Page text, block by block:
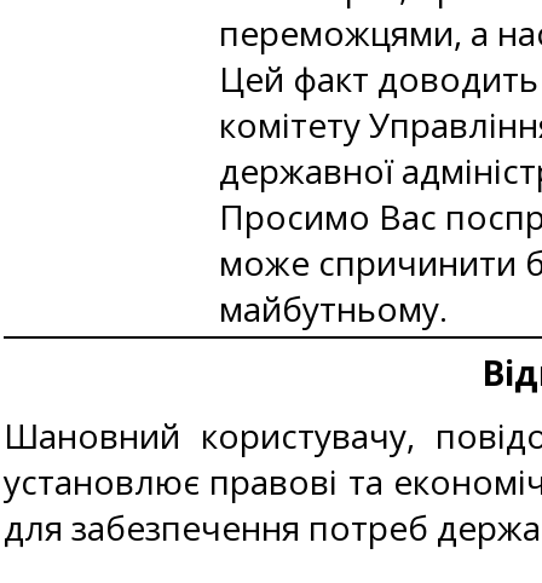
переможцями, а
Цей факт доводить
комітету
державної
Просимо Вас
може спричинити
майбутньому.
Шановний користувачу,
установлює правові та
для забезпечення потреб